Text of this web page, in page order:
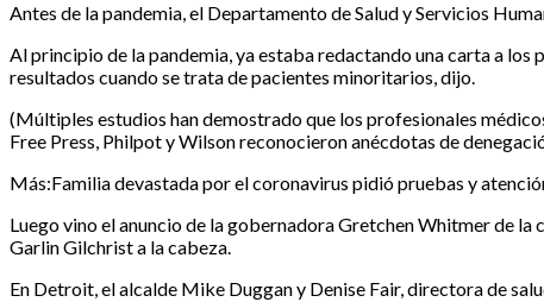
Antes de la pandemia, el Departamento de Salud y Servicios
Al principio de la pandemia, ya estaba redactando una carta a los
resultados cuando se trata de pacientes minoritarios, dijo.
(Múltiples estudios han demostrado que los profesionales
Free Press, Philpot y Wilson reconocieron anécdotas de
Más:Familia devastada por el coronavirus pidió pruebas y
Luego vino el anuncio de la gobernadora Gretchen Whitmer de
Garlin Gilchrist a la cabeza.
En Detroit, el alcalde Mike Duggan y Denise Fair, directora de